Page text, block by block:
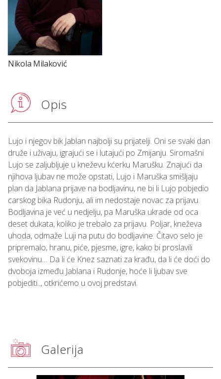
Nikola Milaković
Opis
Lujo i njegov bik Jablan najbolji su prijatelji. Oni se svaki dan
druže i uživaju, igrajući se i lutajući po Zmijanju. Siromašni
Lujo se zaljubljuje u kneževu kćerku Marušku. Znajući da
njihova ljubav ne može opstati, Lujo i Maruška smišljaju
plan da Jablana prijave na bodljavinu, ne bi li Lujo pobjedio
carskog bika Rudonju, ali im nedostaje novac za prijavu.
Bodljavina je već u nedjelju, pa Maruška ukrade od oca
deset dukata, koliko je trebalo za prijavu. Poljar, kneževa
uhoda, odmaže Luji na putu do bodljavine. Čitavo selo je
pripremalo, hranu, piće, pjesme, igre, kako bi proslavili
svekovinu… Da li će Knez saznati za krađu, da li će doći do
dvoboja između Jablana i Rudonje, hoće li ljubav sve
pobjediti.., otkrićemo u ovoj predstavi.
Galerija